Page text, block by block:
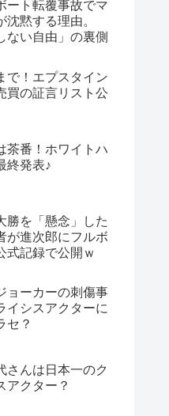
ート転覆事故でマ
沈黙する理由。
ない自由」の裏側
で！エプスタイン
買の証言リスト公
茶番！ホワイトハ
終発表♪
勝を「懸念」した
が進次郎にフルボ
式記録で公開ｗ
ョーカーの刺傷事
イシスアクターに
セ？
さんは日本一のク
アクター？